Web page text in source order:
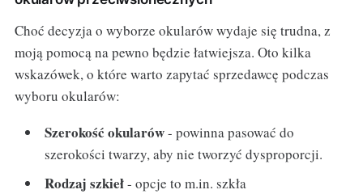
Choć decyzja o wyborze okularów wydaje się trudna, z
moją pomocą na pewno będzie łatwiejsza. Oto kilka
wskazówek, o które warto zapytać sprzedawcę podczas
wyboru okularów:
Szerokość okularów- powinna pasować do
szerokości twarzy, aby nie tworzyć dysproporcji.
Rodzaj szkieł- opcje to m.in. szkła